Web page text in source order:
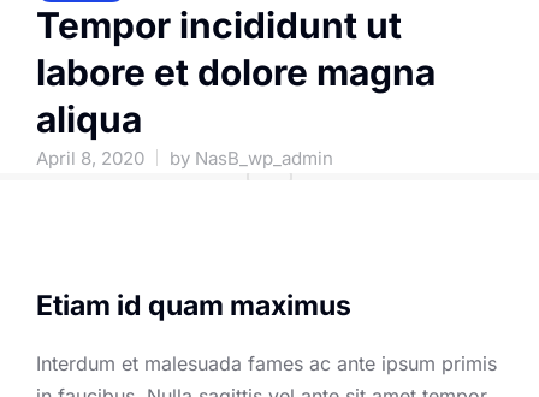
Tempor incididunt ut
labore et dolore magna
aliqua
April 8, 2020 by NasB_wp_admin
Etiam id quam maximus
Interdum et malesuada fames ac ante ipsum primis